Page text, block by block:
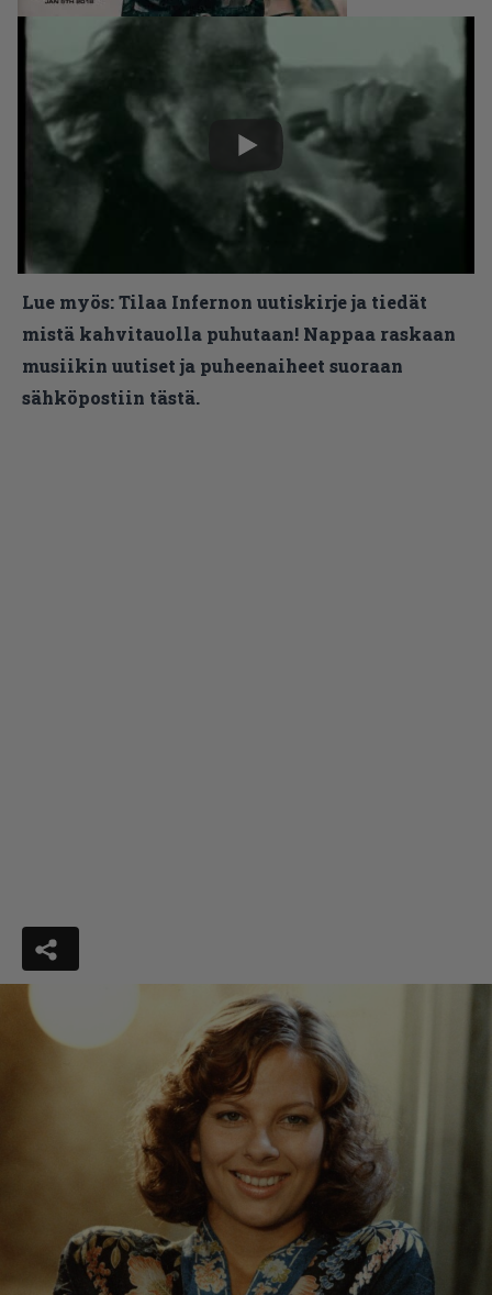
Lue myös:Tilaa Infernon uutiskirje ja tiedät
mistä kahvitauolla puhutaan! Nappaa raskaan
musiikin uutiset ja puheenaiheet suoraan
sähköpostiin tästä.